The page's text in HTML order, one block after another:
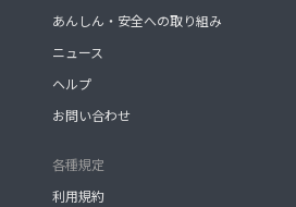
あんしん・安全への取り組み
ニュース
ヘルプ
お問い合わせ
各種規定
利用規約